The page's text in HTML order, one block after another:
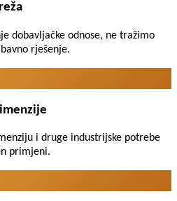
dobavljačke odnose, ne tražimo
rješenje.
i druge industrijske potrebe
primjeni.